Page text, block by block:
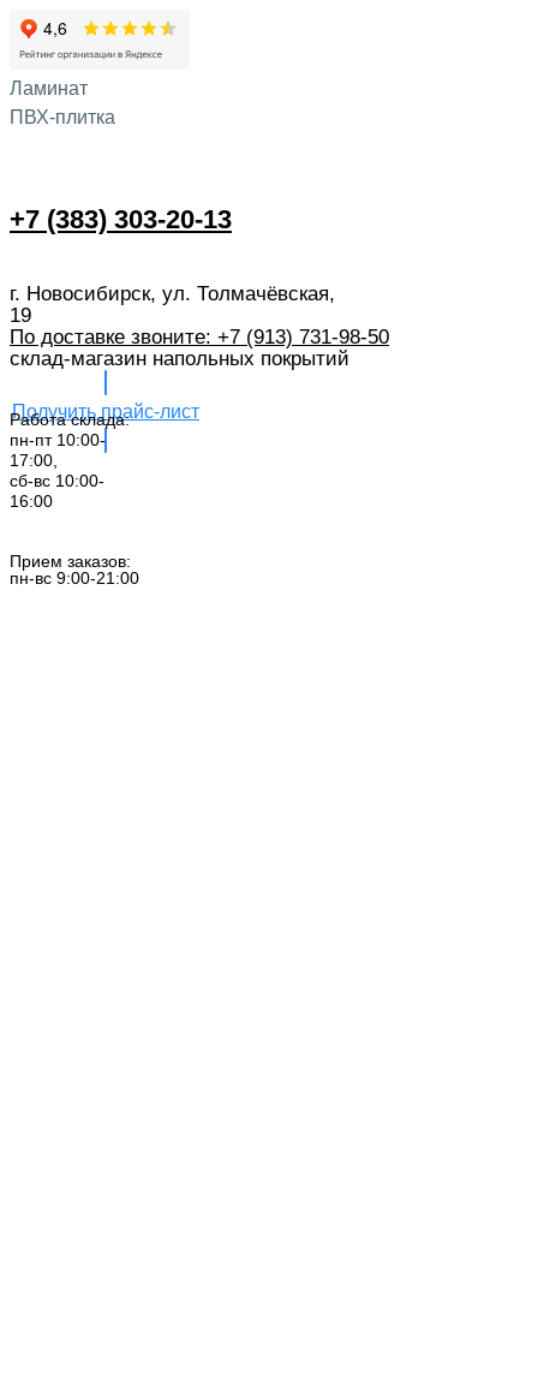
+7 (383) 303-20-13
г. Новосибирск, ул. Толмачёвская,
19
По доставке звоните: +7 (913) 731-98-50‬
склад-магазин напольных покрытий
Получить прайс-лист
Работа склада:
пн-пт 10:00-
17:00,
сб-вс 10:00-
16:00
Прием заказов:
пн-вс 9:00-21:00
Ламинат
ПВХ-плитка